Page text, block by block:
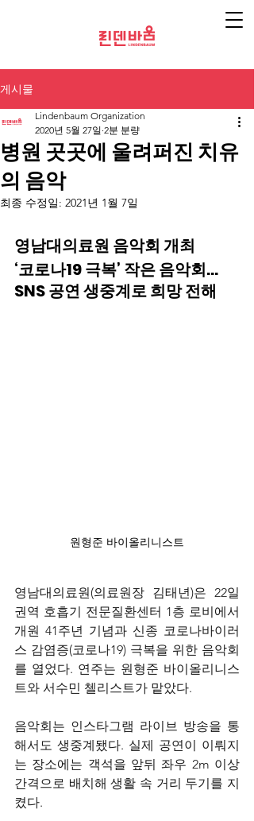
게시물
병원 곳곳에 울려퍼진 치유
의 음악
Lindenbaum Organization
2020년 5월 27일 2분 분량
최종 수정일: 2021년 1월 7일
영남대의료원 음악회 개최
‘코로나19 극복’ 작은 음악회…
SNS 공연 생중계로 희망 전해
원형준 바이올리니스트
영남대의료원(의료원장 김태년)은 22일
권역 호흡기 전문질환센터 1층 로비에서
개원 41주년 기념과 신종 코로나바이러
스 감염증(코로나19) 극복을 위한 음악회
를 열었다. 연주는 원형준 바이올리니스
트와 서수민 첼리스트가 맡았다.
음악회는 인스타그램 라이브 방송을 통
해서도 생중계됐다. 실제 공연이 이뤄지
는 장소에는 객석을 앞뒤 좌우 2m 이상
간격으로 배치해 생활 속 거리 두기를 지
켰다.